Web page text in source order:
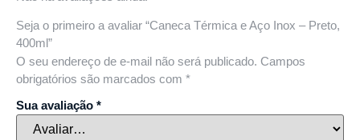
Seja o primeiro a avaliar “Caneca Térmica e Aço Inox – Preto,
400ml”
O seu endereço de e-mail não será publicado. Campos
obrigatórios são marcados com *
Sua avaliação *